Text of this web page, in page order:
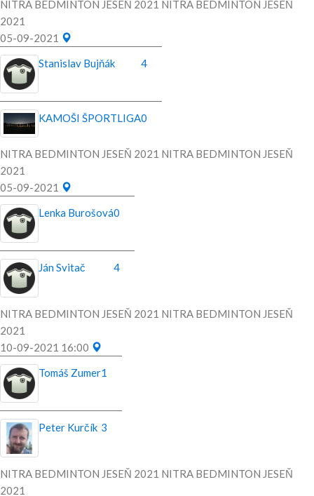
NITRA BEDMINTON JESEŇ 2021 NITRA BEDMINTON JESEŇ
2021
05-09-2021
Stanislav Bujňák
4
KAMOŠI ŠPORTLIGA0
NITRA BEDMINTON JESEŇ 2021 NITRA BEDMINTON JESEŇ
2021
05-09-2021
Lenka Burošová0
Ján Svitač 4
NITRA BEDMINTON JESEŇ 2021 NITRA BEDMINTON JESEŇ
2021
10-09-2021 16:00
Tomáš Zumer1
Peter Kurčík 3
NITRA BEDMINTON JESEŇ 2021 NITRA BEDMINTON JESEŇ
2021